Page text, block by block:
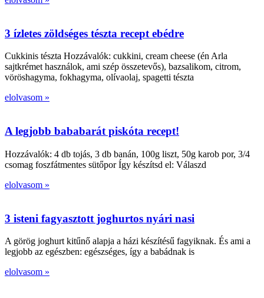
3 ízletes zöldséges tészta recept ebédre
Cukkinis tészta Hozzávalók: cukkini, cream cheese (én Arla
sajtkrémet használok, ami szép összetevős), bazsalikom, citrom,
vöröshagyma, fokhagyma, olívaolaj, spagetti tészta
elolvasom »
A legjobb bababarát piskóta recept!
Hozzávalók: 4 db tojás, 3 db banán, 100g liszt, 50g karob por, 3/4
csomag foszfátmentes sütőpor Így készítsd el: Válaszd
elolvasom »
3 isteni fagyasztott joghurtos nyári nasi
A görög joghurt kitűnő alapja a házi készítésű fagyiknak. És ami a
legjobb az egészben: egészséges, így a babádnak is
elolvasom »